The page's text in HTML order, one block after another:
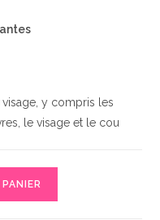
y compris les
le visage et le cou